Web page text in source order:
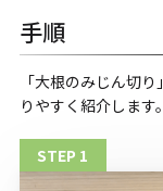
手順
「大根のみじん切
りやすく紹介します。